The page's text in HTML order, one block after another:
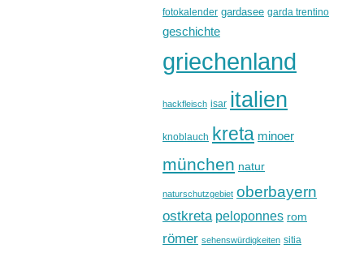
fotokalender gardasee garda trentino
geschichte
griechenland
hackfleisch isar italien
knoblauch kreta minoer
münchen natur
naturschutzgebiet oberbayern
ostkreta peloponnes rom
römer sehenswürdigkeiten sitia